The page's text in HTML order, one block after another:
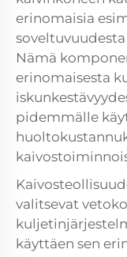
erinomaisia
Nämä
erinomaisesta
pidemmälle
valitsevat
käyttäen sen